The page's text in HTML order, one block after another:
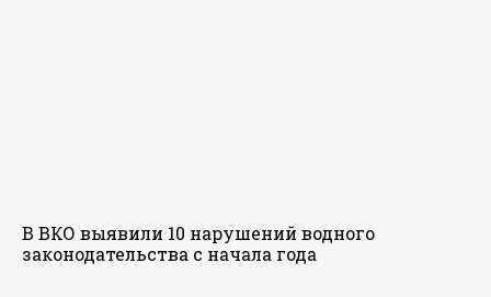
В ВКО выявили 10 нарушений водного
законодательства с начала года